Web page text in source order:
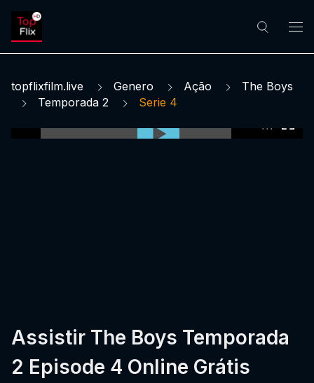
topflixfilm.live Genero Ação
The Boys
Temporada 2
Serie 4
Assistir The Boys Temporada
2 Episode 4 Online Grátis